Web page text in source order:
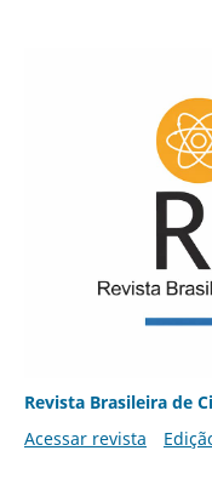
Revista Brasileira de
Acessar revista